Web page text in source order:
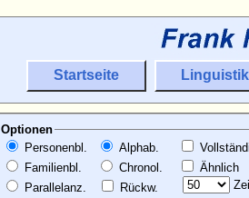
Startseite Linguistik
Optionen
Personenbl.
Familienbl.
Parallelanz.
Alphab.
Chronol.
Rückw.
Ähnlich